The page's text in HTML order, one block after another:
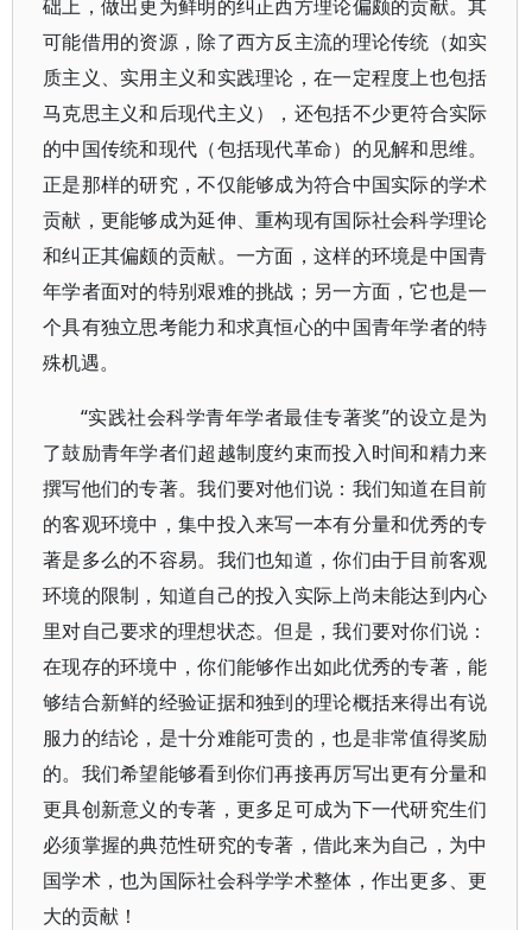
础上，做出更为鲜明的纠正西方理论偏颇的贡献。其
可能借用的资源，除了西方反主流的理论传统（如实
质主义、实用主义和实践理论，在一定程度上也包括
马克思主义和后现代主义），还包括不少更符合实际
的中国传统和现代（包括现代革命）的见解和思维。
正是那样的研究，不仅能够成为符合中国实际的学术
贡献，更能够成为延伸、重构现有国际社会科学理论
和纠正其偏颇的贡献。一方面，这样的环境是中国青
年学者面对的特别艰难的挑战；另一方面，它也是一
个具有独立思考能力和求真恒心的中国青年学者的特
殊机遇。
“实践社会科学青年学者最佳专著奖”的设立是为
了鼓励青年学者们超越制度约束而投入时间和精力来
撰写他们的专著。我们要对他们说：我们知道在目前
的客观环境中，集中投入来写一本有分量和优秀的专
著是多么的不容易。我们也知道，你们由于目前客观
环境的限制，知道自己的投入实际上尚未能达到内心
里对自己要求的理想状态。但是，我们要对你们说：
在现存的环境中，你们能够作出如此优秀的专著，能
够结合新鲜的经验证据和独到的理论概括来得出有说
服力的结论，是十分难能可贵的，也是非常值得奖励
的。我们希望能够看到你们再接再厉写出更有分量和
更具创新意义的专著，更多足可成为下一代研究生们
必须掌握的典范性研究的专著，借此来为自己，为中
国学术，也为国际社会科学学术整体，作出更多、更
大的贡献！